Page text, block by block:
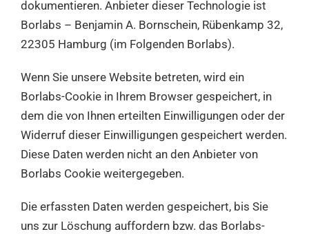
dokumentieren. Anbieter dieser Technologie ist
Borlabs – Benjamin A. Bornschein, Rübenkamp 32,
22305 Hamburg (im Folgenden Borlabs).
Wenn Sie unsere Website betreten, wird ein
Borlabs-Cookie in Ihrem Browser gespeichert, in
dem die von Ihnen erteilten Einwilligungen oder der
Widerruf dieser Einwilligungen gespeichert werden.
Diese Daten werden nicht an den Anbieter von
Borlabs Cookie weitergegeben.
Die erfassten Daten werden gespeichert, bis Sie
uns zur Löschung auffordern bzw. das Borlabs-